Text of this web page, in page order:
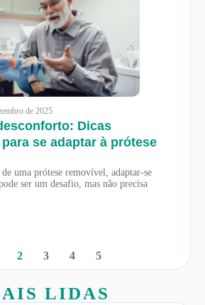
de 2025
Dicas
se adaptar à prótese
uma prótese removível, adaptar-se
ser um desafio, mas não precisa
2 3 4 5
LIDAS